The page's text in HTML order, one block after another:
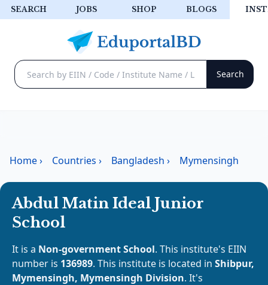
SEARCH JOBS SHOP BLOGS
Home› Countries › Bangladesh › Mymensingh
Abdul Matin Ideal Junior
School
It is a Non-government School. This institute's EIIN
number is 136989. This institute is located in Shibpur,
Mymensingh, Mymensingh Division. It's